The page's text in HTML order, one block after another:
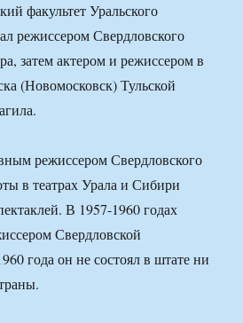
факультет Уральского
режиссером Свердловского
затем актером и режиссером в
(Новомосковск) Тульской
режиссером Свердловского
в театрах Урала и Сибири
В 1957-1960 годах
Свердловской
года он не состоял в штате ни